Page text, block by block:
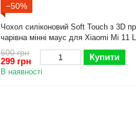
−50%
Чохол силіконовий Soft Touch з 3D
чарівна мінні маус для Xiaomi Mi 11
бордовий (Повний захист камери)
600 грн
299 грн Купити
В наявності